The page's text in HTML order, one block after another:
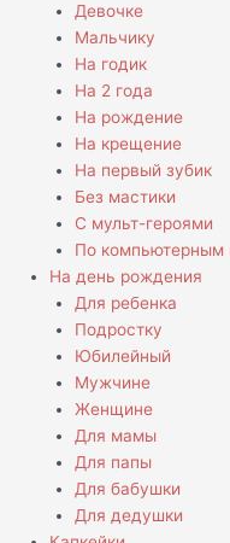
Девочке
Мальчику
На годик
На 2 года
На рождение
На крещение
На первый зубик
Без мастики
С мульт-героями
По компьютерным
На день рождения
Для ребенка
Подростку
Юбилейный
Мужчине
Женщине
Для мамы
Для папы
Для бабушки
Для дедушки